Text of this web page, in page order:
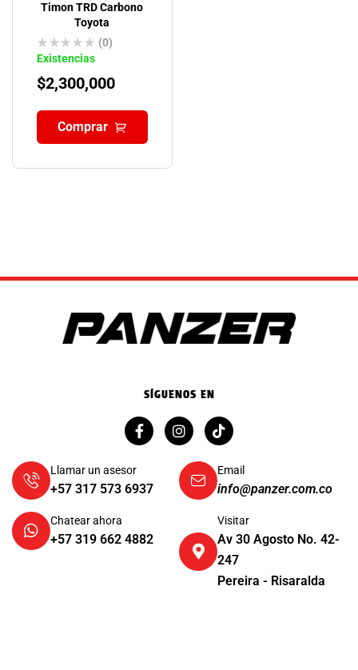
Timon TRD Carbono
Toyota
(0)
Existencias
$2,300,000
Comprar
SÍGUENOS EN
Llamar un asesor
+57 317 573 6937
Chatear ahora
+57 319 662 4882
Email
info@panzer.com.co
Visitar
Av 30 Agosto No. 42-
247
Pereira - Risaralda